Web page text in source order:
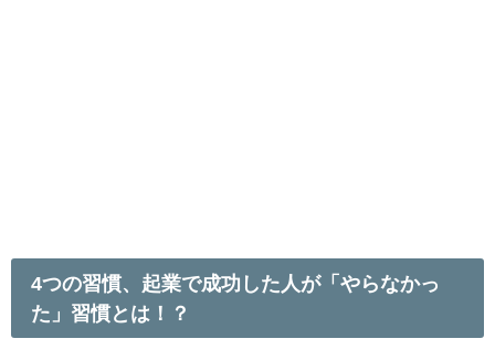
4つの習慣、起業で成功した人が「やらなかっ
た」習慣とは！？